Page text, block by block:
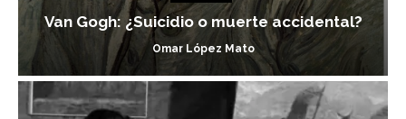
Van Gogh: ¿Suicidio o muerte accidental?
Omar López Mato